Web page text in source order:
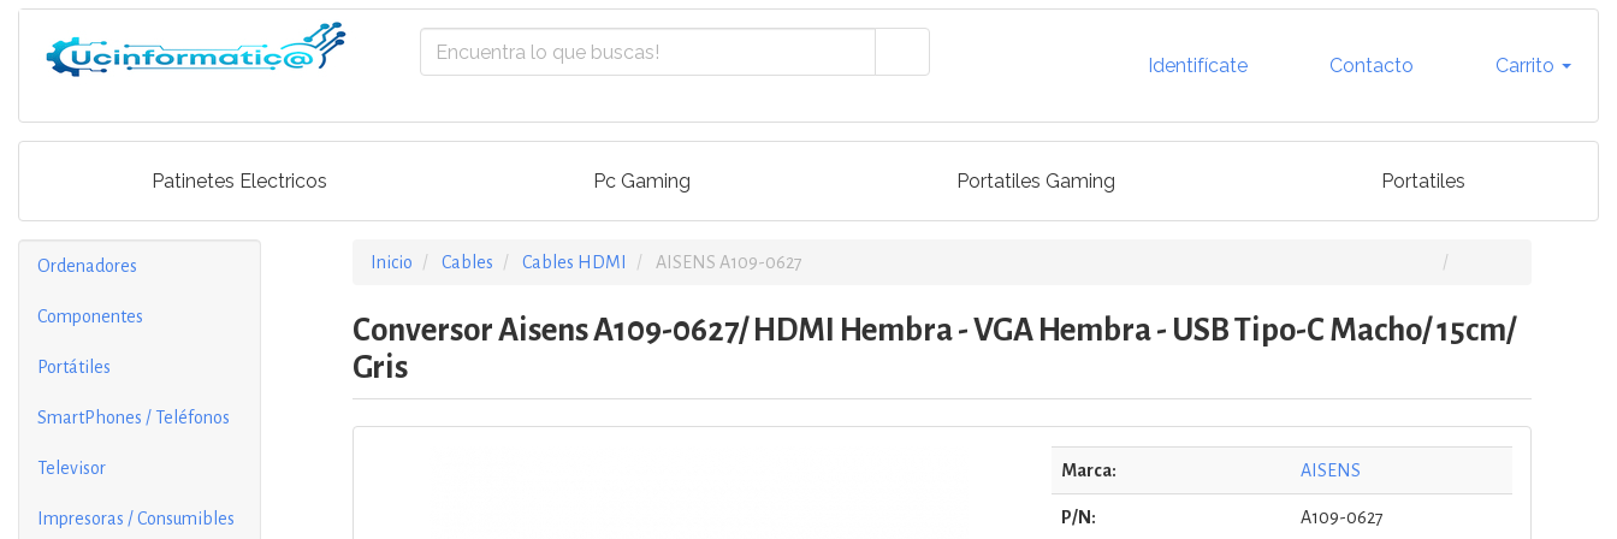
Identifícate Contacto Carrito
Patinetes Electricos Pc Gaming Portatiles Gaming Portatiles
Ordenadores
Componentes
Portátiles
SmartPhones / Teléfonos
Televisor
Impresoras / Consumibles
Inicio Cables Cables HDMI AISENS A109-0627
Conversor Aisens A109-0627/ HDMI Hembra - VGA Hembra - USB Tipo-C Macho/ 15cm/
Gris
Marca: AISENS
P/N: A109-0627